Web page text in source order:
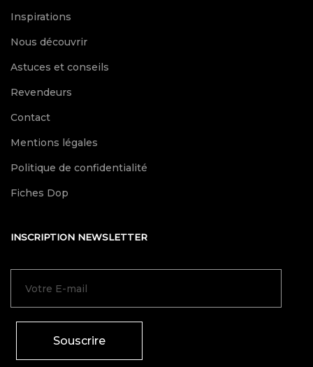
Inspirations
Nous découvrir
Astuces et conseils
Revendeurs
Contact
Mentions légales
Politique de confidentialité
Fiches Dop
INSCRIPTION NEWSLETTER
Souscrire